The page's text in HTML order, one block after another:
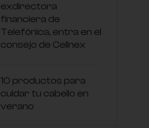
exdirectora
financiera de
Telefónica, entra en el
consejo de Cellnex
10 productos para
cuidar tu cabello en
verano